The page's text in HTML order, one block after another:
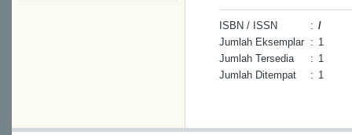
ISBN / ISSN : /
Jumlah Eksemplar : 1
Jumlah Tersedia
: 1
Jumlah Ditempat
: 1